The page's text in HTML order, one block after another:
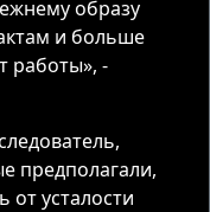
образу
и больше
работы», -
предполагали,
усталости